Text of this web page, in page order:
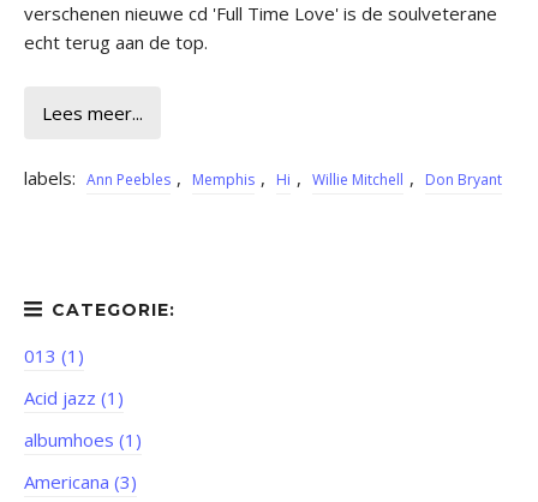
verschenen nieuwe cd 'Full Time Love' is de soulveterane
echt terug aan de top.
Lees meer...
labels: Ann Peebles , Memphis , Hi , Willie Mitchell , Don Bryant
013 (1)
Acid jazz (1)
albumhoes (1)
Americana (3)